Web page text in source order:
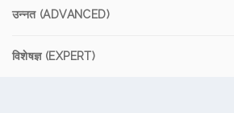
उन्नत (ADVANCED)
विशेषज्ञ (EXPERT)